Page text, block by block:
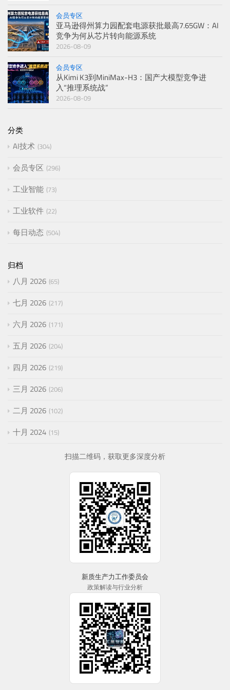
会员专区
亚马逊得州算力园配套电源获批最高7.65GW：AI
竞争为何从芯片转向能源系统
2026-08-09
会员专区
从Kimi K3到MiniMax-H3：国产大模型竞争进
入“推理系统战”
2026-08-09
分类
AI技术 304
会员专区 296
工业智能 73
工业软件 22
每日动态 504
归档
八月 2026 65
七月 2026 217
六月 2026 171
五月 2026 204
四月 2026 219
三月 2026 206
二月 2026 102
十月 2024 15
扫描二维码，获取更多深度分析
新质生产力工作委员会
政策解读与行业分析